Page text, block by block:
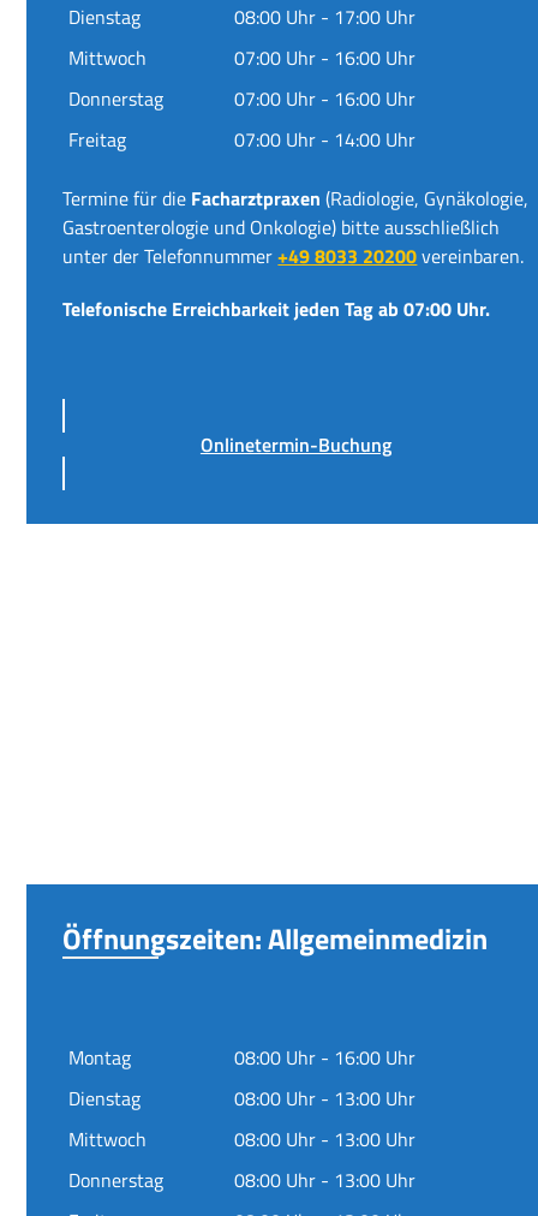
Dienstag
08:00 Uhr - 17:00 Uhr
Mittwoch
07:00 Uhr - 16:00 Uhr
Donnerstag
07:00 Uhr - 16:00 Uhr
Freitag
07:00 Uhr - 14:00 Uhr
Termine für die Facharztpraxen (Radiologie, Gynäkologie,
Gastroenterologie und Onkologie) bitte ausschließlich
unter der Telefonnummer+49 8033 20200vereinbaren.
Telefonische Erreichbarkeit jeden Tag ab 07:00 Uhr.
Onlinetermin-Buchung
Öffnungszeiten: Allgemeinmedizin
Montag
08:00 Uhr - 16:00 Uhr
Dienstag
08:00 Uhr - 13:00 Uhr
Mittwoch
08:00 Uhr - 13:00 Uhr
Donnerstag
08:00 Uhr - 13:00 Uhr